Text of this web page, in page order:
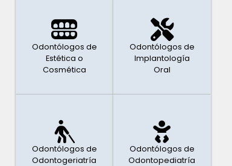
Odontólogos de
Estética o
Cosmética
Odontólogos de
Implantología
Oral
Odontólogos de
Odontogeriatría
Odontólogos de
Odontopediatría